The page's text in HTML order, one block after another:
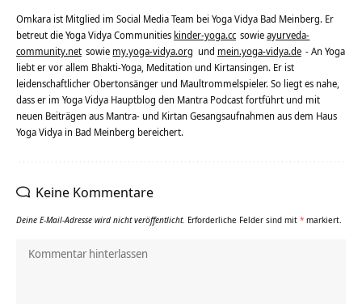
Omkara ist Mitglied im Social Media Team bei Yoga Vidya Bad Meinberg. Er
betreut die Yoga Vidya Communities kinder-yoga.cc sowieayurveda-
community.net sowie my.yoga-vidya.org und mein.yoga-vidya.de - An Yoga
liebt er vor allem Bhakti-Yoga, Meditation und Kirtansingen. Er ist
leidenschaftlicher Obertonsänger und Maultrommelspieler. So liegt es nahe,
dass er im Yoga Vidya Hauptblog den Mantra Podcast fortführt und mit
neuen Beiträgen aus Mantra- und Kirtan Gesangsaufnahmen aus dem Haus
Yoga Vidya in Bad Meinberg bereichert.
Keine Kommentare
Deine E-Mail-Adresse wird nicht veröffentlicht. Erforderliche Felder sind mit * markiert.